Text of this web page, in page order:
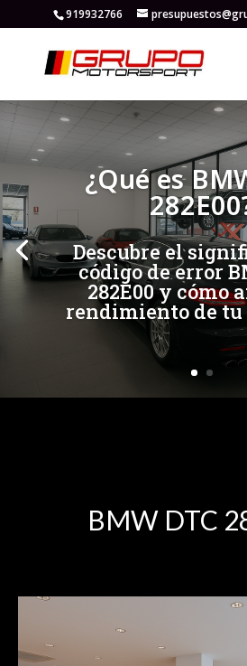
919932766
¿Qué es
Descubre el
código de error
282E00 y cómo
rendimiento de
[/et_pb_slide] [/et_pb_slide]
BMW DTC